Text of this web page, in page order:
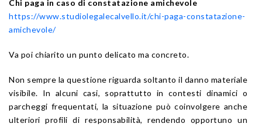
Chi paga in caso di constatazione amichevole
https://www.studiolegalecalvello.it/chi-paga-constatazione-
amichevole/
Va poi chiarito un punto delicato ma concreto.
Non sempre la questione riguarda soltanto il danno materiale
visibile. In alcuni casi, soprattutto in contesti dinamici o
parcheggi frequentati, la situazione può coinvolgere anche
ulteriori profili di responsabilità, rendendo opportuno un